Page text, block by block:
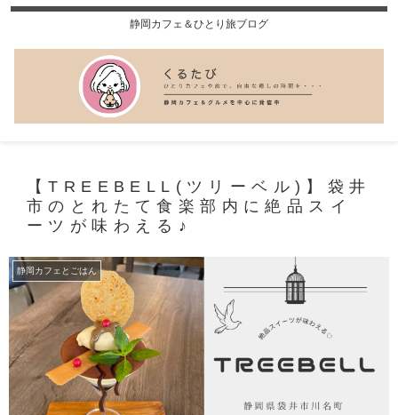
静岡カフェ＆ひとり旅ブログ
【TREEBELL(ツリーベル)】袋井
市のとれたて食楽部内に絶品スイ
ーツが味わえる♪
静岡カフェとごはん